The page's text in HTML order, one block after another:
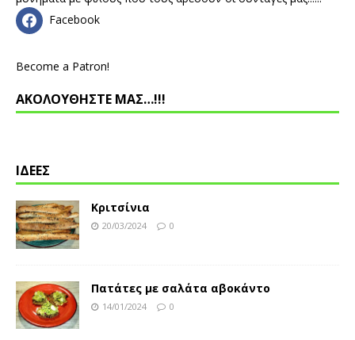
Facebook
Become a Patron!
ΑΚΟΛΟΥΘΗΣΤΕ ΜΑΣ…!!!
ΙΔΕΕΣ
Κριτσίνια
20/03/2024 0
Πατάτες με σαλάτα αβοκάντο
14/01/2024 0